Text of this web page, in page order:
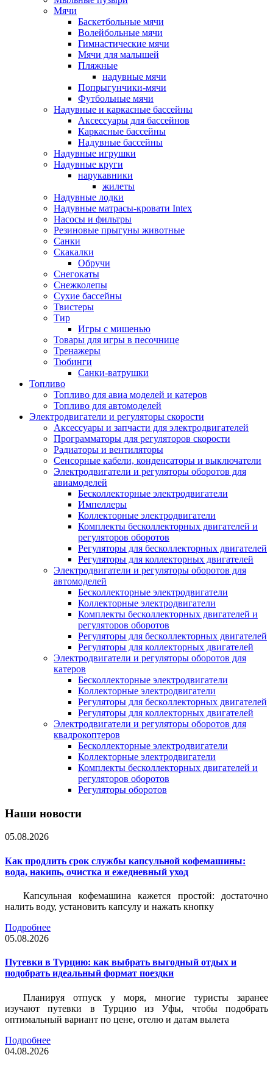
Мячи
Баскетбольные мячи
Волейбольные мячи
Гимнастические мячи
Мячи для малышей
Пляжные
надувные мячи
Попрыгунчики-мячи
Футбольные мячи
Надувные и каркасные бассейны
Аксессуары для бассейнов
Каркасные бассейны
Надувные бассейны
Надувные игрушки
Надувные круги
нарукавники
жилеты
Надувные лодки
Надувные матрасы-кровати Intex
Насосы и фильтры
Резиновые прыгуны животные
Санки
Скакалки
Обручи
Снегокаты
Снежколепы
Сухие бассейны
Твистеры
Тир
Игры с мишенью
Товары для игры в песочнице
Тренажеры
Тюбинги
Санки-ватрушки
Топливо
Топливо для авиа моделей и катеров
Топливо для автомоделей
Электродвигатели и регуляторы скорости
Аксессуары и запчасти для электродвигателей
Программаторы для регуляторов скорости
Радиаторы и вентиляторы
Сенсорные кабели, конденсаторы и выключатели
Электродвигатели и регуляторы оборотов для
авиамоделей
Бесколлекторные электродвигатели
Импеллеры
Коллекторные электродвигатели
Комплекты бесколлекторных двигателей и
регуляторов оборотов
Регуляторы для бесколлекторных двигателей
Регуляторы для коллекторных двигателей
Электродвигатели и регуляторы оборотов для
автомоделей
Бесколлекторные электродвигатели
Коллекторные электродвигатели
Комплекты бесколлекторных двигателей и
регуляторов оборотов
Регуляторы для бесколлекторных двигателей
Регуляторы для коллекторных двигателей
Электродвигатели и регуляторы оборотов для
катеров
Бесколлекторные электродвигатели
Коллекторные электродвигатели
Регуляторы для бесколлекторных двигателей
Регуляторы для коллекторных двигателей
Электродвигатели и регуляторы оборотов для
квадрокоптеров
Бесколлекторные электродвигатели
Коллекторные электродвигатели
Комплекты бесколлекторных двигателей и
регуляторов оборотов
Регуляторы оборотов
Наши новости
05.08.2026
Как продлить срок службы капсульной кофемашины:
вода, накипь, очистка и ежедневный уход
Капсульная кофемашина кажется простой: достаточно
налить воду, установить капсулу и нажать кнопку
Подробнее
05.08.2026
Путевки в Турцию: как выбрать выгодный отдых и
подобрать идеальный формат поездки
Планируя отпуск у моря, многие туристы заранее
изучают путевки в Турцию из Уфы, чтобы подобрать
оптимальный вариант по цене, отелю и датам вылета
Подробнее
04.08.2026